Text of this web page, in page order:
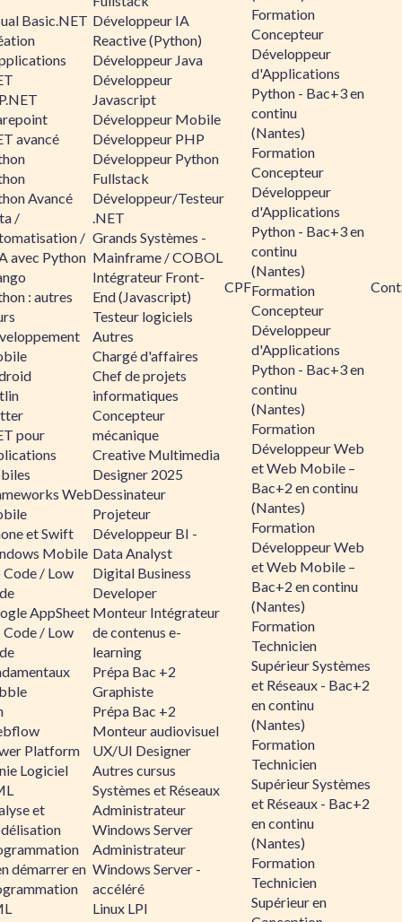
Basic.NET
avancé
Avancé
/
/
avec Python
: autres
pour
Web
et Swift
Mobile
/ Low
AppSheet
/ Low
Platform
Logiciel
et
démarrer en
Développeur IA
Reactive (Python)
Développeur Java
Développeur
Javascript
Développeur Mobile
Développeur PHP
Développeur Python
Fullstack
Développeur/Testeur
.NET
Grands Systèmes -
Mainframe / COBOL
Intégrateur Front-
End (Javascript)
Testeur logiciels
Autres
Chargé d'affaires
Chef de projets
informatiques
Concepteur
mécanique
Creative Multimedia
Designer 2025
Dessinateur
Projeteur
Développeur BI -
Data Analyst
Digital Business
Developer
Monteur Intégrateur
de contenus e-
learning
Prépa Bac +2
Graphiste
Prépa Bac +2
Monteur audiovisuel
UX/UI Designer
Autres cursus
Systèmes et Réseaux
Administrateur
Windows Server
Administrateur
Windows Server -
accéléré
Linux LPI
CPF
Formation
Concepteur
Développeur
d'Applications
Python - Bac+3 en
continu
(Nantes)
Formation
Concepteur
Développeur
d'Applications
Python - Bac+3 en
continu
(Nantes)
Formation
Concepteur
Développeur
d'Applications
Python - Bac+3 en
continu
(Nantes)
Formation
Développeur Web
et Web Mobile –
Bac+2 en continu
(Nantes)
Formation
Développeur Web
et Web Mobile –
Bac+2 en continu
(Nantes)
Formation
Technicien
Supérieur Systèmes
et Réseaux - Bac+2
en continu
(Nantes)
Formation
Technicien
Supérieur Systèmes
et Réseaux - Bac+2
en continu
(Nantes)
Formation
Technicien
Supérieur en